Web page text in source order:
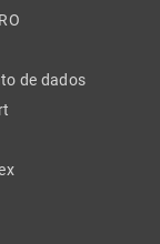
de dados